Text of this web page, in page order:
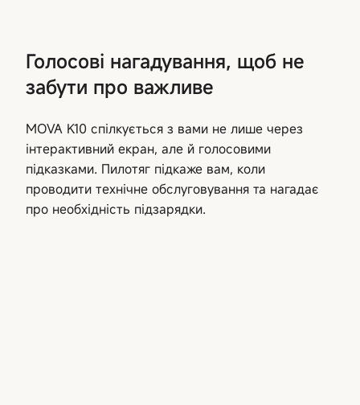
Голосові нагадування, щоб не
забути про важливе
MOVA K10 спілкується з вами не лише через
інтерактивний екран, але й голосовими
підказками. Пилотяг підкаже вам, коли
проводити технічне обслуговування та нагадає
про необхідність підзарядки.